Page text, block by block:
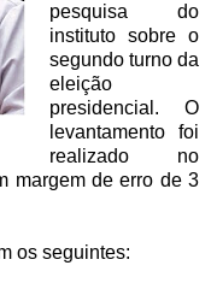
pesquisa do
instituto sobre o
segundo turno da
eleição
presidencial. O
levantamento foi
realizado no
margem de erro de 3
os seguintes: